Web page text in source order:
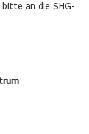
an die SHG-